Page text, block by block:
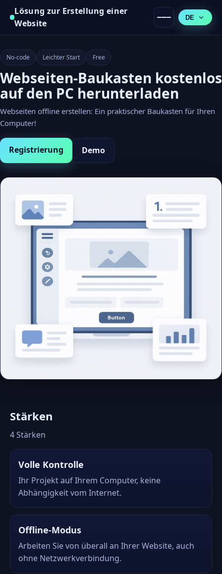
Lösung zur Erstellung einer
Website
DE
No-code Leichter Start Free
Webseiten-Baukasten kostenlos
auf den PC herunterladen
Webseiten offline erstellen: Ein praktischer Baukasten für Ihren
Computer!
Registrierung Demo
Stärken
4 Stärken
Volle Kontrolle
Ihr Projekt auf Ihrem Computer, keine
Abhängigkeit vom Internet.
Offline-Modus
Arbeiten Sie von überall an Ihrer Website, auch
ohne Netzwerkverbindung.